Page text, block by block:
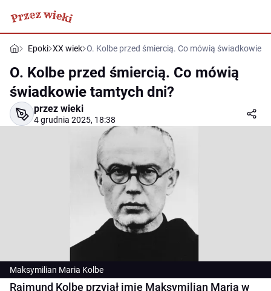
Epoki XX wiek O. Kolbe przed śmiercią. Co mówią świadkowie
O. Kolbe przed śmiercią. Co mówią
świadkowie tamtych dni?
przez wieki
4 grudnia 2025, 18:38
Maksymilian Maria Kolbe
Rajmund Kolbe przyjął imię Maksymilian Maria w